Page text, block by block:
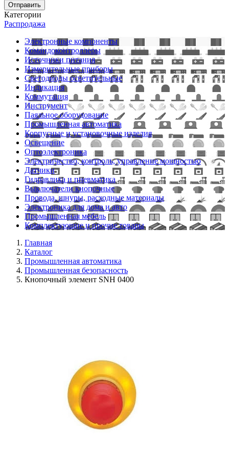
Отправить
Категории
Распродажа
Электронные компоненты
Командоконтроллеры
Источники питания
Измерительные приборы
Светодиоды осветительные
Индикация
Коммутация
Инструмент
Паяльное оборудование
Промышленная автоматика
Корпусные и установочные изделия
Освещение
Оптоэлектроника
Электричество, контроль, управление мощностью
Датчики
Гидравлика и пневматика
Выключатели кнопочные
Провода, шнуры, расходные материалы
Электроника для дома и авто
Промышленная мебель
Комплектующие и прочие товары
Главная
Каталог
Промышленная автоматика
Промышленная безопасность
Кнопочный элемент SNH 0400